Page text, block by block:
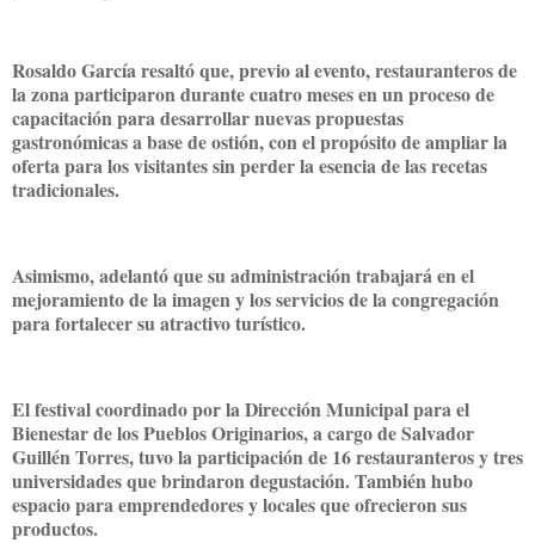
Rosaldo García resaltó que, previo al evento, restauranteros de
la zona participaron durante cuatro meses en un proceso de
capacitación para desarrollar nuevas propuestas
gastronómicas a base de ostión, con el propósito de ampliar la
oferta para los visitantes sin perder la esencia de las recetas
tradicionales.
Asimismo, adelantó que su administración trabajará en el
mejoramiento de la imagen y los servicios de la congregación
para fortalecer su atractivo turístico.
El festival coordinado por la Dirección Municipal para el
Bienestar de los Pueblos Originarios, a cargo de Salvador
Guillén Torres, tuvo la participación de 16 restauranteros y tres
universidades que brindaron degustación. También hubo
espacio para emprendedores y locales que ofrecieron sus
productos.